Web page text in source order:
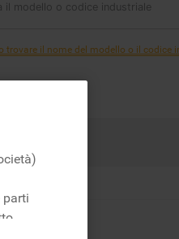
trovare il nome del modello o il codice
parti